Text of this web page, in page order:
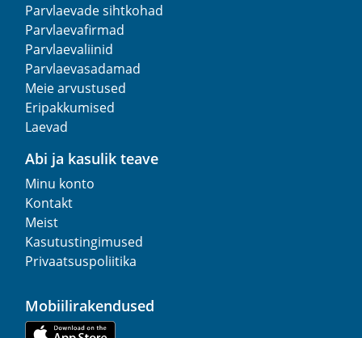
Parvlaevade sihtkohad
Parvlaevafirmad
Parvlaevaliinid
Parvlaevasadamad
Meie arvustused
Eripakkumised
Laevad
Abi ja kasulik teave
Minu konto
Kontakt
Meist
Kasutustingimused
Privaatsuspoliitika
Mobiilirakendused